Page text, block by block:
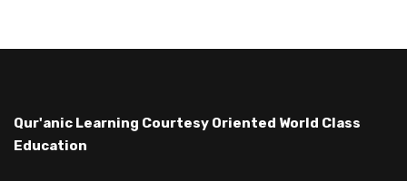
Qur'anic Learning Courtesy Oriented World Class
Education